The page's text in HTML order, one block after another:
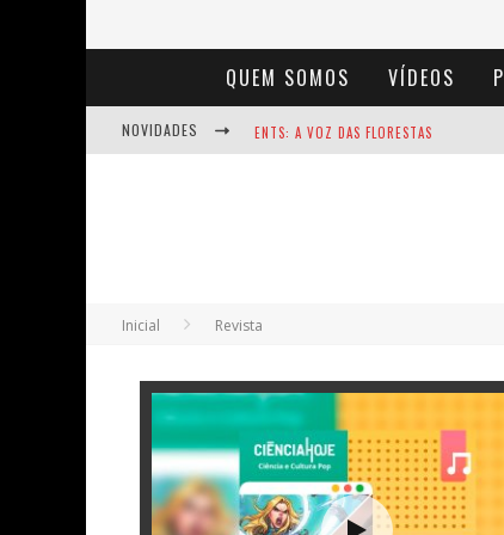
QUEM SOMOS VÍDEOS
NOVIDADES ENTS: A VOZ DAS FLORESTAS
BAÚ DE HISTÓRIAS - A JAMAIS
Inicial Revista